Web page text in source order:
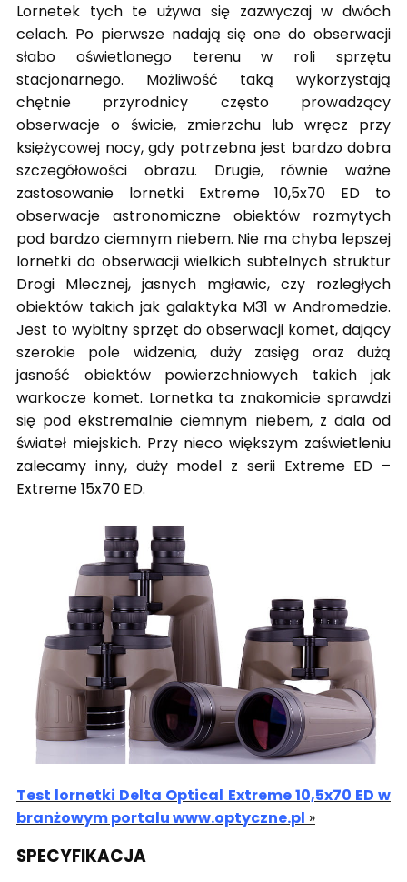
Lornetek tych te używa się zazwyczaj w dwóch
celach. Po pierwsze nadają się one do obserwacji
słabo oświetlonego terenu w roli sprzętu
stacjonarnego. Możliwość taką wykorzystają
chętnie przyrodnicy często prowadzący
obserwacje o świcie, zmierzchu lub wręcz przy
księżycowej nocy, gdy potrzebna jest bardzo dobra
szczegółowości obrazu. Drugie, równie ważne
zastosowanie lornetki Extreme 10,5x70 ED to
obserwacje astronomiczne obiektów rozmytych
pod bardzo ciemnym niebem. Nie ma chyba lepszej
lornetki do obserwacji wielkich subtelnych struktur
Drogi Mlecznej, jasnych mgławic, czy rozległych
obiektów takich jak galaktyka M31 w Andromedzie.
Jest to wybitny sprzęt do obserwacji komet, dający
szerokie pole widzenia, duży zasięg oraz dużą
jasność obiektów powierzchniowych takich jak
warkocze komet. Lornetka ta znakomicie sprawdzi
się pod ekstremalnie ciemnym niebem, z dala od
świateł miejskich. Przy nieco większym zaświetleniu
zalecamy inny, duży model z serii Extreme ED –
Extreme 15x70 ED.
Test lornetki Delta Optical Extreme 10,5x70 ED w
branżowym portalu www.optyczne.pl »
SPECYFIKACJA